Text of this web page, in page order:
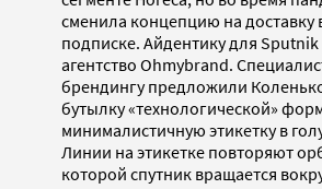
сменила концепцию на доставку
подписке. Айдентику для
агентство Ohmybrand.
брендингу предложили
бутылку «технологической»
минималистичную этикетку в
Линии на этикетке повторяют
которой спутник вращается